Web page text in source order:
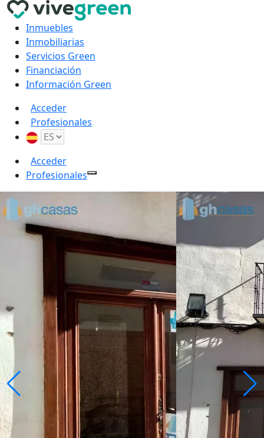
Inmuebles
Inmobiliarias
Servicios Green
Financiación
Información Green
Acceder
Profesionales
Acceder
Profesionales